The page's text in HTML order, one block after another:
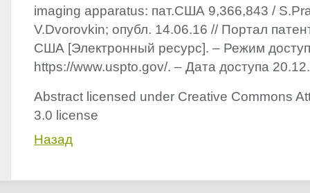
imaging apparatus: пат.США 9,366,843 /
V.Dvorovkin; опубл. 14.06.16 // Портал
США [Электронный ресурс]. – Режим
https://www.uspto.gov/. – Дата доступа
Abstract licensed under Creative Commons
3.0 license
Назад